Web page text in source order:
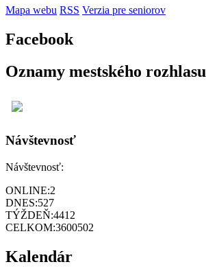
Mapa webu RSS Verzia pre seniorov
Facebook
Oznamy mestského rozhlasu
Návštevnosť
Návštevnosť:
ONLINE:2
DNES:527
TÝŽDEŇ:4412
CELKOM:3600502
Kalendár